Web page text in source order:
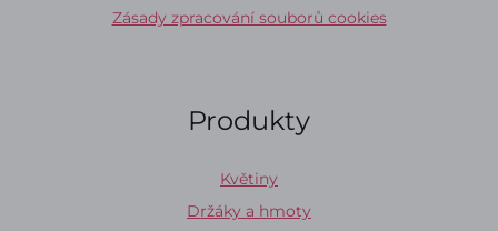
Zásady zpracování souborů cookies
Produkty
Květiny
Držáky a hmoty